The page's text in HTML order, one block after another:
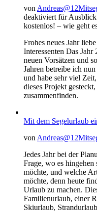
von
deaktiviert für
kostenlos! – wie geht
Frohes neues Jahr
Interessenten Das
neuen Vorsätzen und
Jahren betreibe ich
und habe sehr viel
dieses Projekt
zusammenfinden.
Mit dem Segelurlaub
von
Jedes Jahr bei der
Frage, wo es
möchte, und welche
möchte, denn heute
Urlaub zu machen.
Familienurlaub, einer
Skiurlaub,